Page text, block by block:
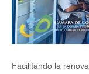
Facilitando la